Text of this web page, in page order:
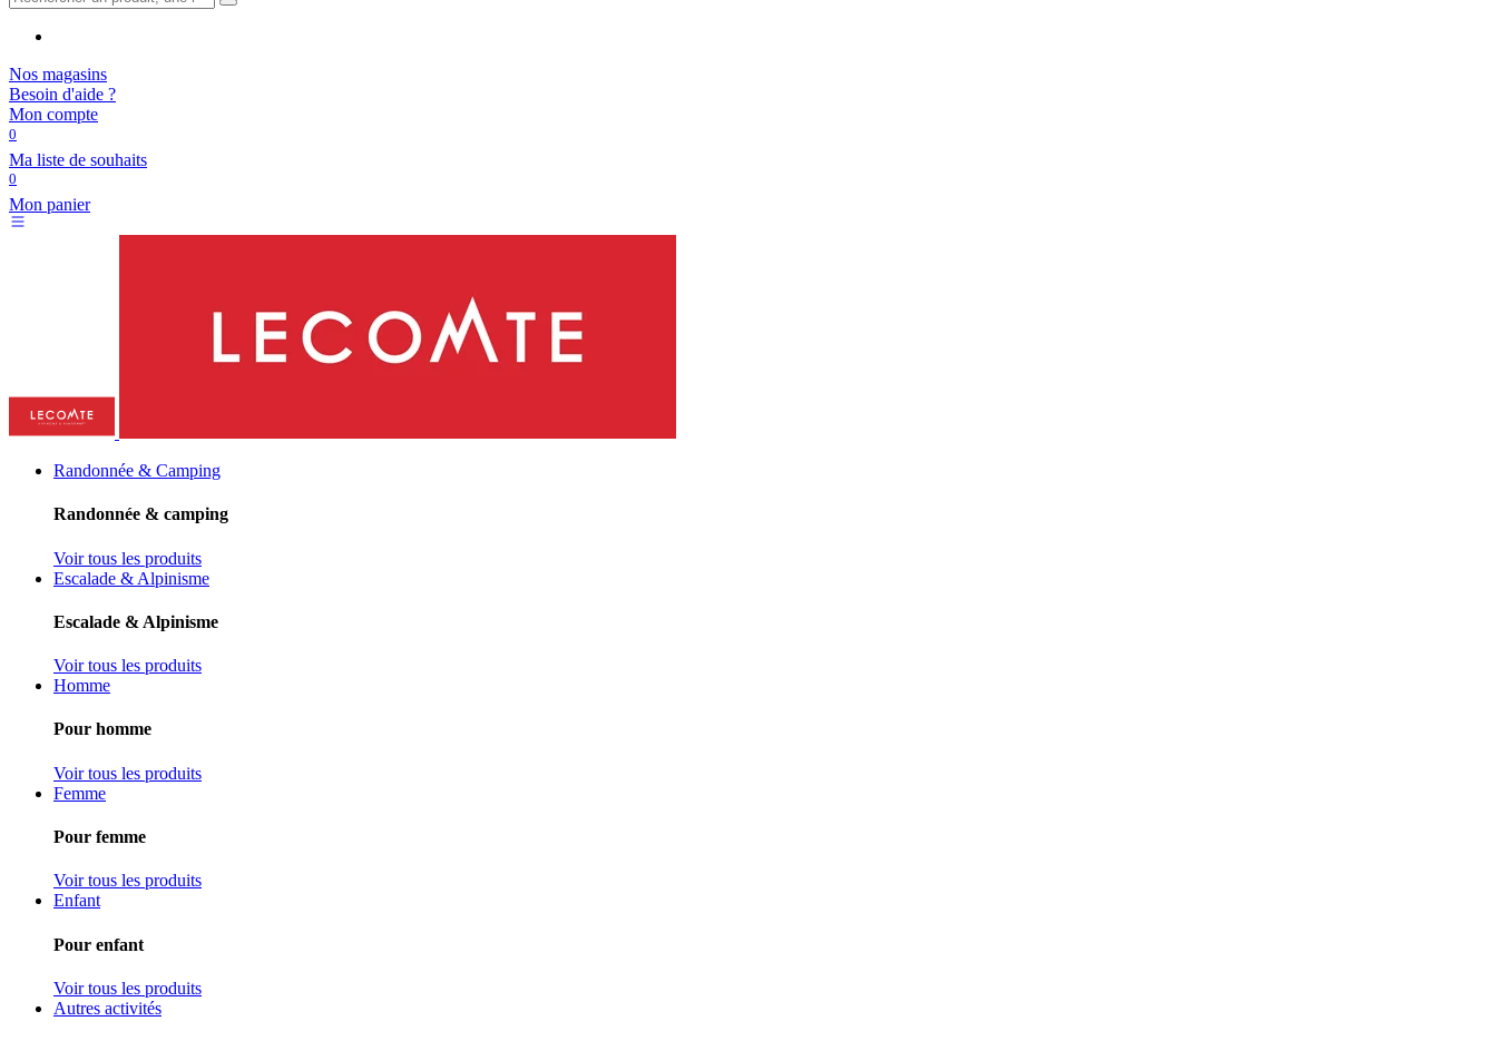
Nos magasins
Besoin d'aide ?
Mon compte
0
Ma liste de souhaits
0
Mon panier
Randonnée & Camping
Randonnée & camping
Voir tous les produits
Escalade & Alpinisme
Escalade & Alpinisme
Voir tous les produits
Homme
Pour homme
Voir tous les produits
Femme
Pour femme
Voir tous les produits
Enfant
Pour enfant
Voir tous les produits
Autres activités